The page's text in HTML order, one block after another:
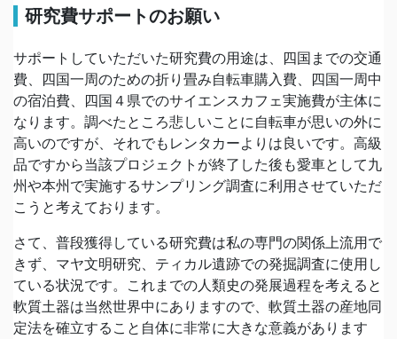
研究費サポートのお願い
サポートしていただいた研究費の用途は、四国までの交通
費、四国一周のための折り畳み自転車購入費、四国一周中
の宿泊費、四国４県でのサイエンスカフェ実施費が主体に
なります。調べたところ悲しいことに自転車が思いの外に
高いのですが、それでもレンタカーよりは良いです。高級
品ですから当該プロジェクトが終了した後も愛車として九
州や本州で実施するサンプリング調査に利用させていただ
こうと考えております。
さて、普段獲得している研究費は私の専門の関係上流用で
きず、マヤ文明研究、ティカル遺跡での発掘調査に使用し
ている状況です。これまでの人類史の発展過程を考えると
軟質土器は当然世界中にありますので、軟質土器の産地同
定法を確立すること自体に非常に大きな意義があります